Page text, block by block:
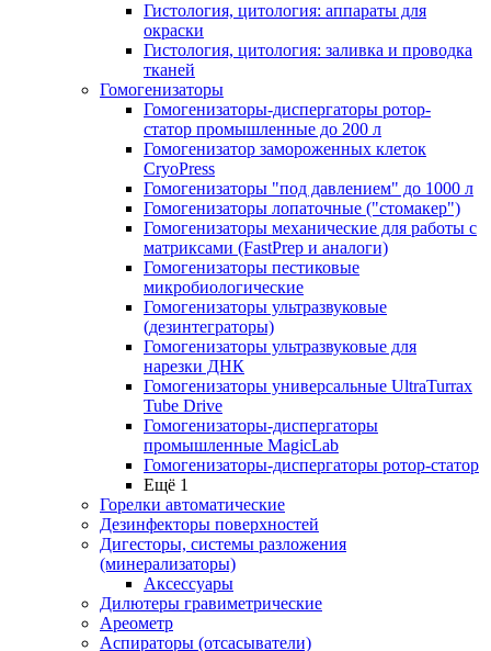
Гистология, цитология: аппараты для
окраски
Гистология, цитология: заливка и проводка
тканей
Гомогенизаторы
Гомогенизаторы-диспергаторы ротор-
статор промышленные до 200 л
Гомогенизатор замороженных клеток
CryoPress
Гомогенизаторы "под давлением" до 1000 л
Гомогенизаторы лопаточные ("стомакер")
Гомогенизаторы механические для работы с
матриксами (FastPrep и аналоги)
Гомогенизаторы пестиковые
микробиологические
Гомогенизаторы ультразвуковые
(дезинтеграторы)
Гомогенизаторы ультразвуковые для
нарезки ДНК
Гомогенизаторы универсальные UltraTurrax
Tube Drive
Гомогенизаторы-диспергаторы
промышленные MagicLab
Гомогенизаторы-диспергаторы ротор-статор
Ещё 1
Горелки автоматические
Дезинфекторы поверхностей
Дигесторы, системы разложения
(минерализаторы)
Аксессуары
Дилютеры гравиметрические
Ареометр
Аспираторы (отсасыватели)